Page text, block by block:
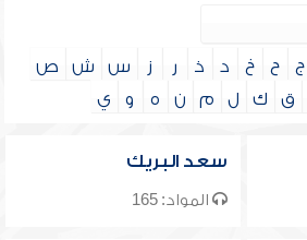
ج ح خ د ذ ر ز س ش
ص
ق ك ل م ن ه و ي
سعد البريك
المواد: 165